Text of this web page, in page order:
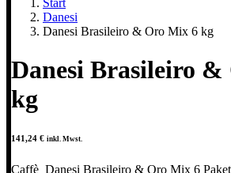
Start
Danesi
Danesi Brasileiro & Oro Mix 6 kg
Danesi Brasileiro
kg
141,24 € inkl. Mwst.
Caffè Danesi Brasileiro & Oro Mix 6